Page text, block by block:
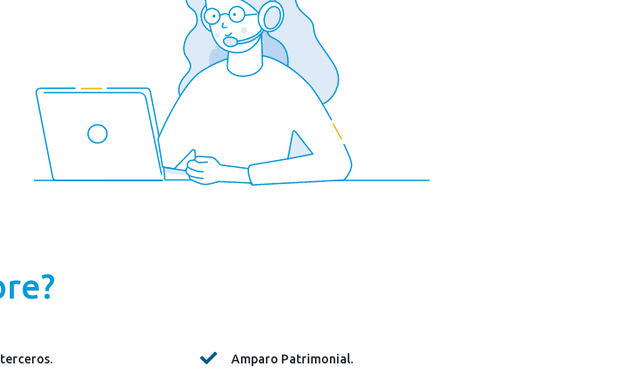
terceros. Amparo Patrimonial.